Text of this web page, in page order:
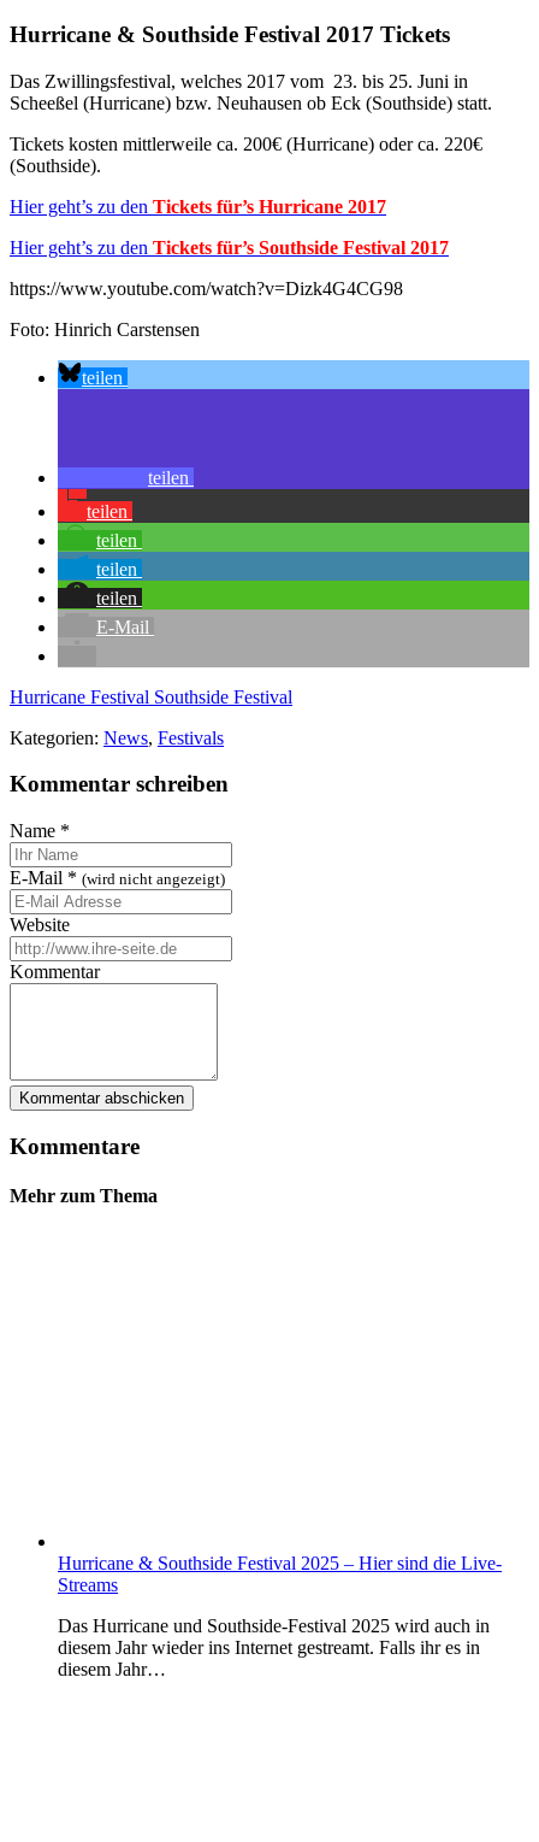
Hurricane & Southside Festival 2017 Tickets
Das Zwillingsfestival, welches 2017 vom 23. bis 25. Juni in
Scheeßel (Hurricane) bzw. Neuhausen ob Eck (Southside) statt.
Tickets kosten mittlerweile ca. 200€ (Hurricane) oder ca. 220€
(Southside).
Hier geht’s zu den Tickets für’s Hurricane 2017
Hier geht’s zu den Tickets für’s Southside Festival 2017
https://www.youtube.com/watch?v=Dizk4G4CG98
Foto: Hinrich Carstensen
teilen
teilen
teilen
teilen
teilen
teilen
E-Mail
Hurricane Festival Southside Festival
Kategorien: News, Festivals
Kommentar schreiben
Name *
E-Mail * (wird nicht angezeigt)
Website
Kommentar
Kommentare
Mehr zum Thema
Hurricane & Southside Festival 2025 – Hier sind die Live-
Streams
Das Hurricane und Southside-Festival 2025 wird auch in
diesem Jahr wieder ins Internet gestreamt. Falls ihr es in
diesem Jahr…